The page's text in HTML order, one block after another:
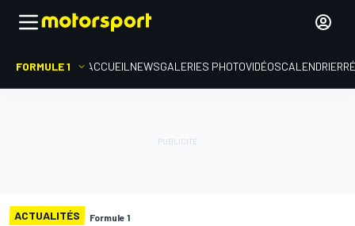
FORMULE 1 ACCUEIL NEWSGALERIES PHOTOVIDÉOSCALENDRIER
ACTUALITÉS Formule 1